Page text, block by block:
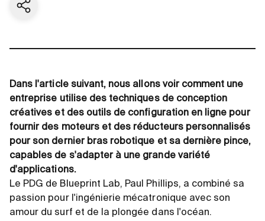
Share current page
Dans l'article suivant, nous allons voir comment une
entreprise utilise des techniques de conception
créatives et des outils de configuration en ligne pour
fournir des moteurs et des réducteurs personnalisés
pour son dernier bras robotique et sa dernière pince,
capables de s'adapter à une grande variété
d'applications.
Le PDG de Blueprint Lab, Paul Phillips, a combiné sa
passion pour l'ingénierie mécatronique avec son
amour du surf et de la plongée dans l'océan.